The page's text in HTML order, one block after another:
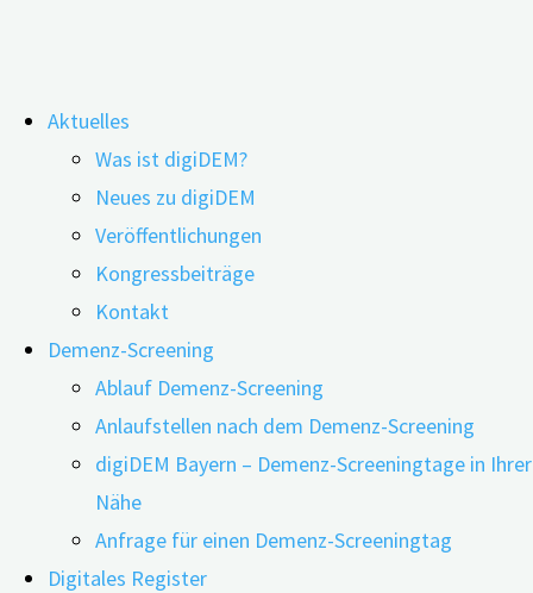
Inhalt
springen
Aktuelles
Was ist digiDEM?
Neues zu digiDEM
Veröffentlichungen
Kongressbeiträge
Kontakt
Demenz-Screening
Ablauf Demenz-Screening
Anlaufstellen nach dem Demenz-Screening
digiDEM Bayern – Demenz-Screeningtage in Ihrer
Nähe
Anfrage für einen Demenz-Screeningtag
Digitales Register
Schlagwort:mySupport
Ermutigung durch vorausschauende
Pflege- und Versorgungsplanung
18.07.2023